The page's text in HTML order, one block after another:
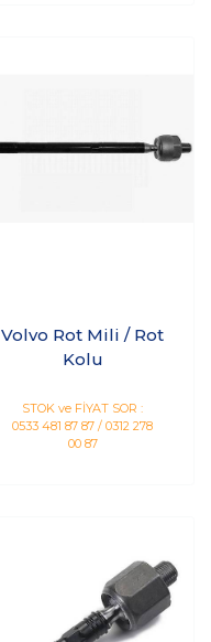
Volvo Rot Mili / Rot
Kolu
STOK ve FİYAT SOR :
0533 481 87 87 / 0312 278
00 87